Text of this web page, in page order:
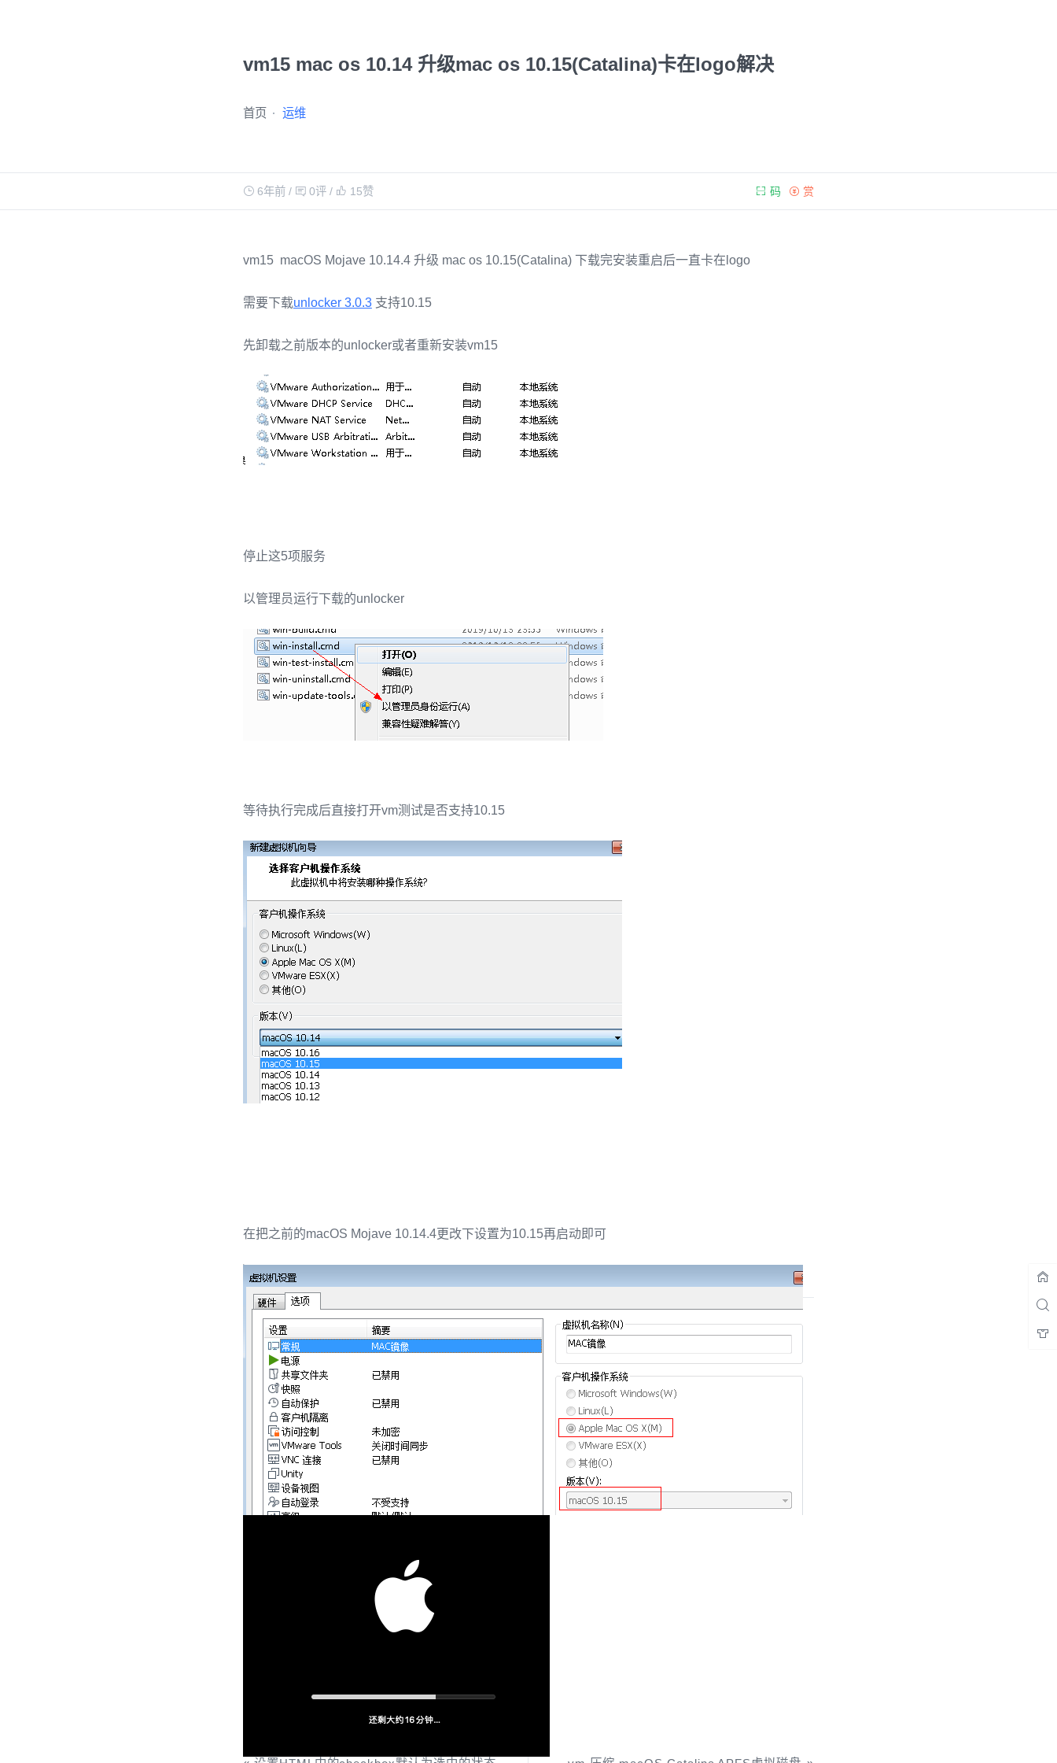
vm15 mac os 10.14 升级mac os 10.15(Catalina)卡在logo解决
首页 运维
6年前/ 0评/ 15赞 赏
码
vm15 macOS Mojave 10.14.4 升级 mac os 10.15(Catalina) 下载完安装重启后一直卡在logo
需要下载unlocker 3.0.3支持10.15
先卸载之前版本的unlocker或者重新安装vm15
停止这5项服务
以管理员运行下载的unlocker
等待执行完成后直接打开vm测试是否支持10.15
在把之前的macOS Mojave 10.14.4更改下设置为10.15再启动即可